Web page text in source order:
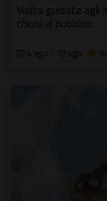
Visita guidata agli
chiusi al pubblico
4 ago - 10 ago